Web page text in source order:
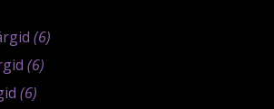
(6)
(6)
(6)